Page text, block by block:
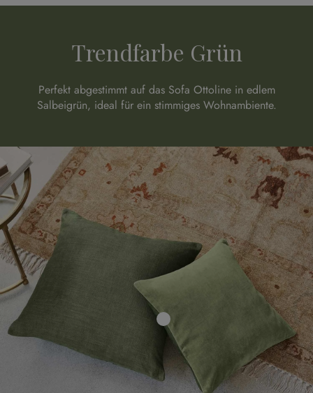
Trendfarbe Grün
Perfekt abgestimmt auf das Sofa Ottoline in edlem
Salbeigrün, ideal für ein stimmiges Wohnambiente.